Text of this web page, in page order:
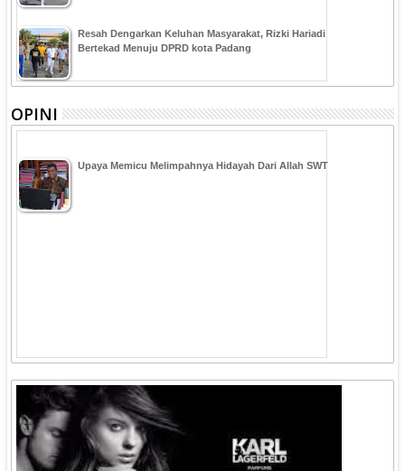
Resah Dengarkan Keluhan Masyarakat, Rizki Hariadi
Bertekad Menuju DPRD kota Padang
OPINI
Upaya Memicu Melimpahnya Hidayah Dari Allah SWT